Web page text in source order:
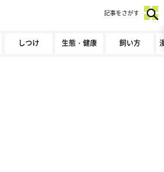
しつけ 生態・健康 飼い方
記事をさがす